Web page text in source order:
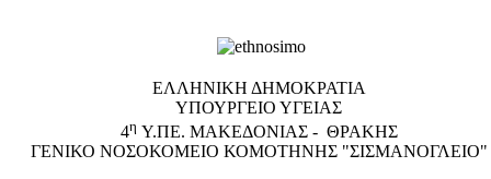
EΛΛΗΝΙΚΗ ΔΗΜΟΚΡΑΤΙΑ
ΥΠΟΥΡΓΕΙΟ ΥΓΕΙΑΣ
4η Υ.ΠΕ. ΜΑΚΕΔΟΝΙΑΣ - ΘΡΑΚΗΣ
ΓΕΝΙΚΟ NΟΣΟΚΟΜΕΙΟ ΚΟΜΟΤΗΝΗΣ "ΣΙΣΜΑΝΟΓΛΕΙΟ"